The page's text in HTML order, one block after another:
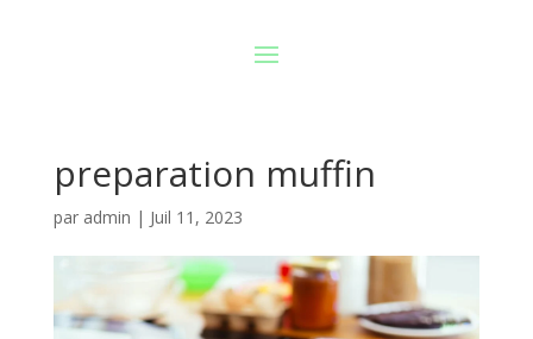
preparation muffin
par admin | Juil 11, 2023